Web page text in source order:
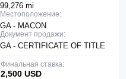
99,276 mi
Местоположение:
GA - MACON
Документ продажи:
GA - CERTIFICATE OF TITLE
Финальная ставка:
2,500 USD